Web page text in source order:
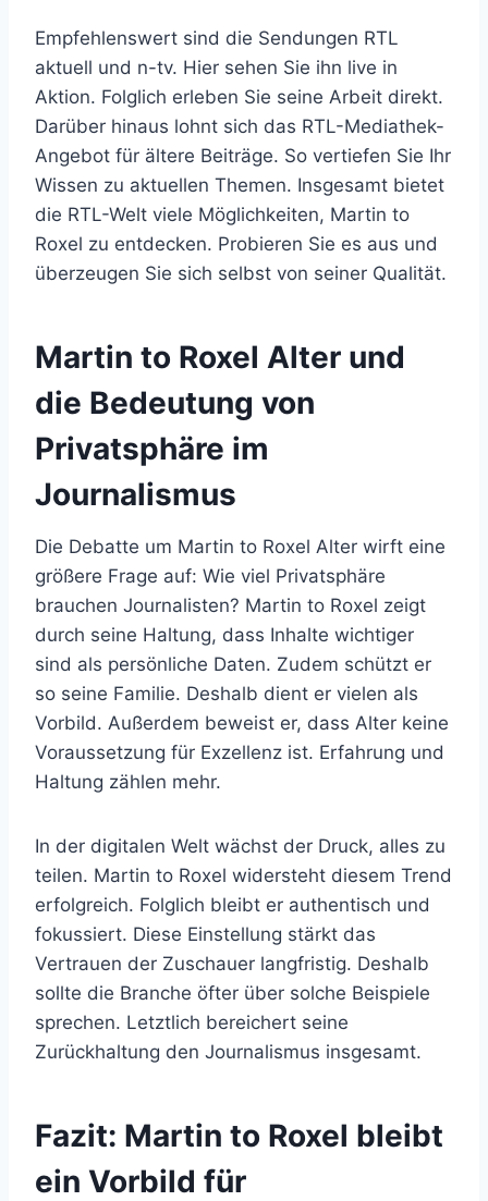
Empfehlenswert sind die Sendungen RTL
aktuell und n-tv. Hier sehen Sie ihn live in
Aktion. Folglich erleben Sie seine Arbeit direkt.
Darüber hinaus lohnt sich das RTL-Mediathek-
Angebot für ältere Beiträge. So vertiefen Sie Ihr
Wissen zu aktuellen Themen. Insgesamt bietet
die RTL-Welt viele Möglichkeiten, Martin to
Roxel zu entdecken. Probieren Sie es aus und
überzeugen Sie sich selbst von seiner Qualität.
Martin to Roxel Alter und
die Bedeutung von
Privatsphäre im
Journalismus
Die Debatte um Martin to Roxel Alter wirft eine
größere Frage auf: Wie viel Privatsphäre
brauchen Journalisten? Martin to Roxel zeigt
durch seine Haltung, dass Inhalte wichtiger
sind als persönliche Daten. Zudem schützt er
so seine Familie. Deshalb dient er vielen als
Vorbild. Außerdem beweist er, dass Alter keine
Voraussetzung für Exzellenz ist. Erfahrung und
Haltung zählen mehr.
In der digitalen Welt wächst der Druck, alles zu
teilen. Martin to Roxel widersteht diesem Trend
erfolgreich. Folglich bleibt er authentisch und
fokussiert. Diese Einstellung stärkt das
Vertrauen der Zuschauer langfristig. Deshalb
sollte die Branche öfter über solche Beispiele
sprechen. Letztlich bereichert seine
Zurückhaltung den Journalismus insgesamt.
Fazit: Martin to Roxel bleibt
ein Vorbild für